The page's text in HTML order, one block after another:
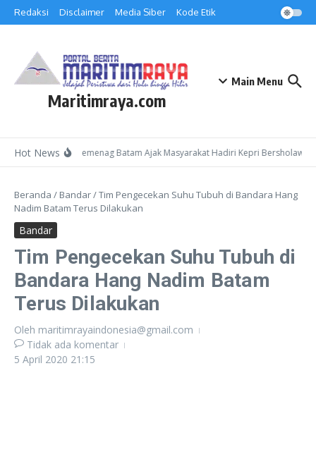
Lewati ke konten
Redaksi Disclaimer Media Siber Kode Etik
Maritimraya.com
Main Menu
Hot NewsKepala Kemenag Batam Ajak Masyarakat Hadiri Kepri Bersholawat
Beranda / Bandar/Tim Pengecekan Suhu Tubuh di Bandara Hang
Nadim Batam Terus Dilakukan
Bandar
Tim Pengecekan Suhu Tubuh di
Bandara Hang Nadim Batam
Terus Dilakukan
Oleh maritimrayaindonesia@gmail.com
Tidak ada komentar
5 April 2020 21:15